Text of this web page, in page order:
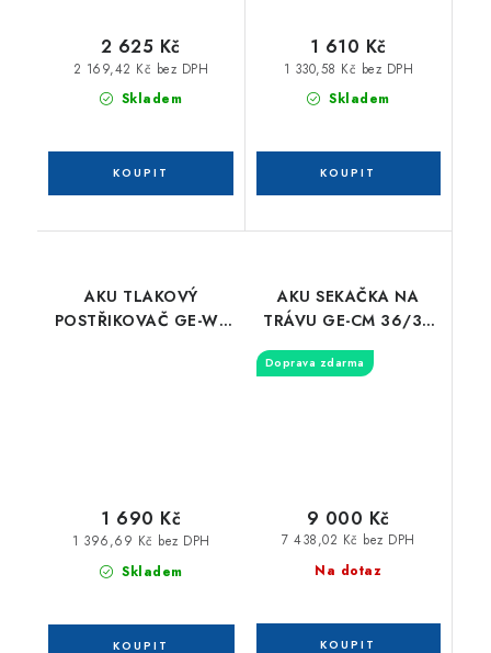
Skladem
2 169,42 Kč bez DPH
2 625 Kč
Skladem
1 330,58 Kč bez DPH
1 610 Kč
AKU TLAKOVÝ
POSTŘIKOVAČ GE-WS
Skladem
1 396,69 Kč bez DPH
1 690 Kč
AKU SEKAČKA NA
TRÁVU GE-CM 36/36
LI (2X4,0AH)
Doprava zdarma
Na dotaz
7 438,02 Kč bez DPH
9 000 Kč